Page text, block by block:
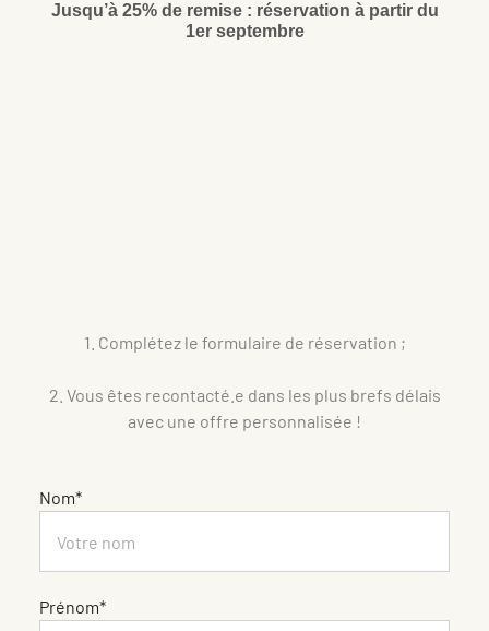
Jusqu’à 25% de remise : réservation à partir du
1er septembre
1. Complétez le formulaire de réservation ;
2. Vous êtes recontacté.e dans les plus brefs délais
avec une offre personnalisée !
Nom*
Prénom*